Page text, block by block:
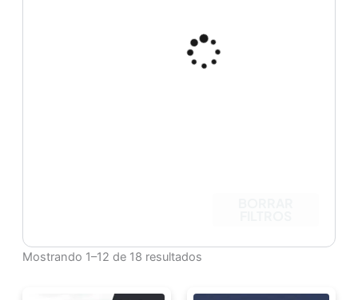
Mostrando 1–12 de 18 resultados